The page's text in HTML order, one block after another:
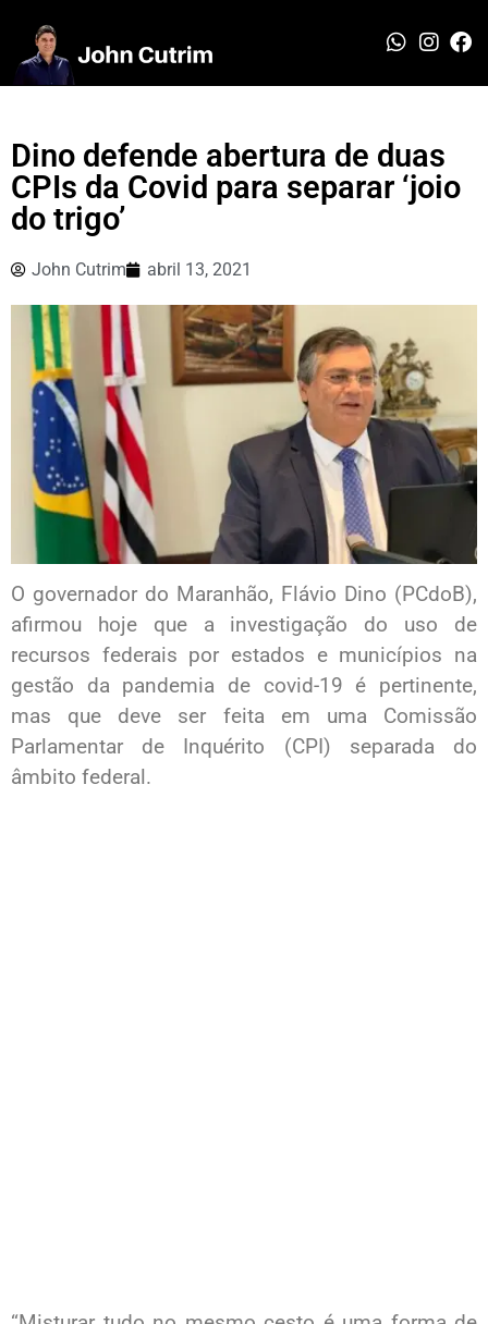
Dino defende abertura de duas
CPIs da Covid para separar ‘joio
do trigo’
John Cutrim abril 13, 2021
O governador do Maranhão, Flávio Dino (PCdoB),
afirmou hoje que a investigação do uso de
recursos federais por estados e municípios na
gestão da pandemia de covid-19 é pertinente,
mas que deve ser feita em uma Comissão
Parlamentar de Inquérito (CPI) separada do
âmbito federal.